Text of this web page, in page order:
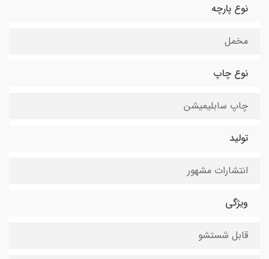
نوع پارچه
مخمل
نوع چاپ
چاپ سابلیمیشن
تولید
انتشارات مشهور
ویژگی
قابل شستشو